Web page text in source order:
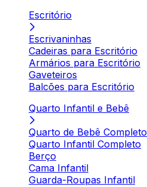
Escritório
Escrivaninhas
Cadeiras para Escritório
Armários para Escritório
Gaveteiros
Balcões para Escritório
Quarto Infantil e Bebê
Quarto de Bebê Completo
Quarto Infantil Completo
Berço
Cama Infantil
Guarda-Roupas Infantil